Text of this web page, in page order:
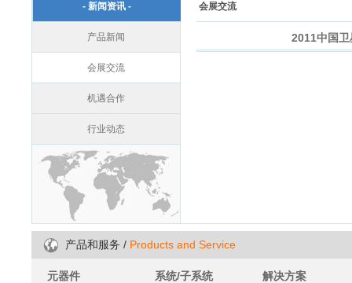
- 新闻资讯 -
产品新闻
会展交流
机遇合作
行业动态
会展交流
2011中国
产品和服务 / Products and Service
元器件 系统/子系统 解决方案